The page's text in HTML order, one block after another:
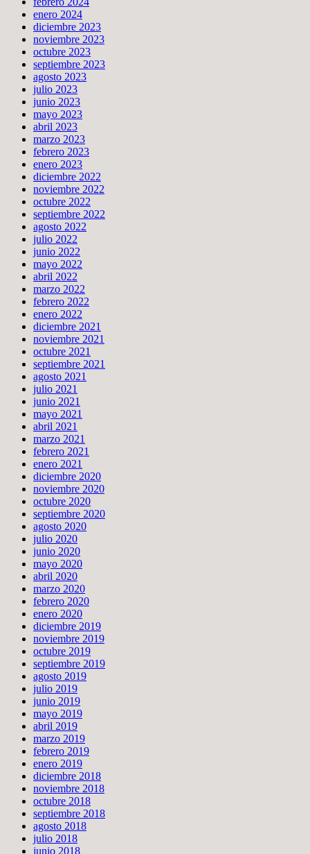
enero 2024
diciembre 2023
noviembre 2023
octubre 2023
septiembre 2023
agosto 2023
julio 2023
junio 2023
mayo 2023
abril 2023
marzo 2023
febrero 2023
enero 2023
diciembre 2022
noviembre 2022
octubre 2022
septiembre 2022
agosto 2022
julio 2022
junio 2022
mayo 2022
abril 2022
marzo 2022
febrero 2022
enero 2022
diciembre 2021
noviembre 2021
octubre 2021
septiembre 2021
agosto 2021
julio 2021
junio 2021
mayo 2021
abril 2021
marzo 2021
febrero 2021
enero 2021
diciembre 2020
noviembre 2020
octubre 2020
septiembre 2020
agosto 2020
julio 2020
junio 2020
mayo 2020
abril 2020
marzo 2020
febrero 2020
enero 2020
diciembre 2019
noviembre 2019
octubre 2019
septiembre 2019
agosto 2019
julio 2019
junio 2019
mayo 2019
abril 2019
marzo 2019
febrero 2019
enero 2019
diciembre 2018
noviembre 2018
octubre 2018
septiembre 2018
agosto 2018
julio 2018
junio 2018